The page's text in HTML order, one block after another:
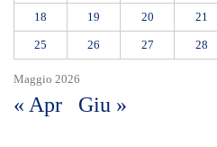
Maggio 2026
18 19 20 21
25 26 27 28
« Apr Giu »